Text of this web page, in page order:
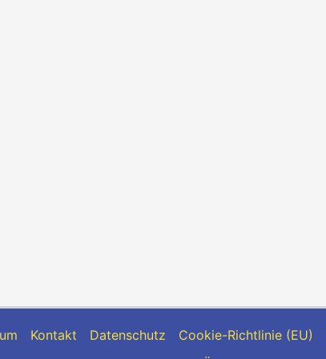
Kontakt Datenschutz Cookie-Richtlinie (EU)